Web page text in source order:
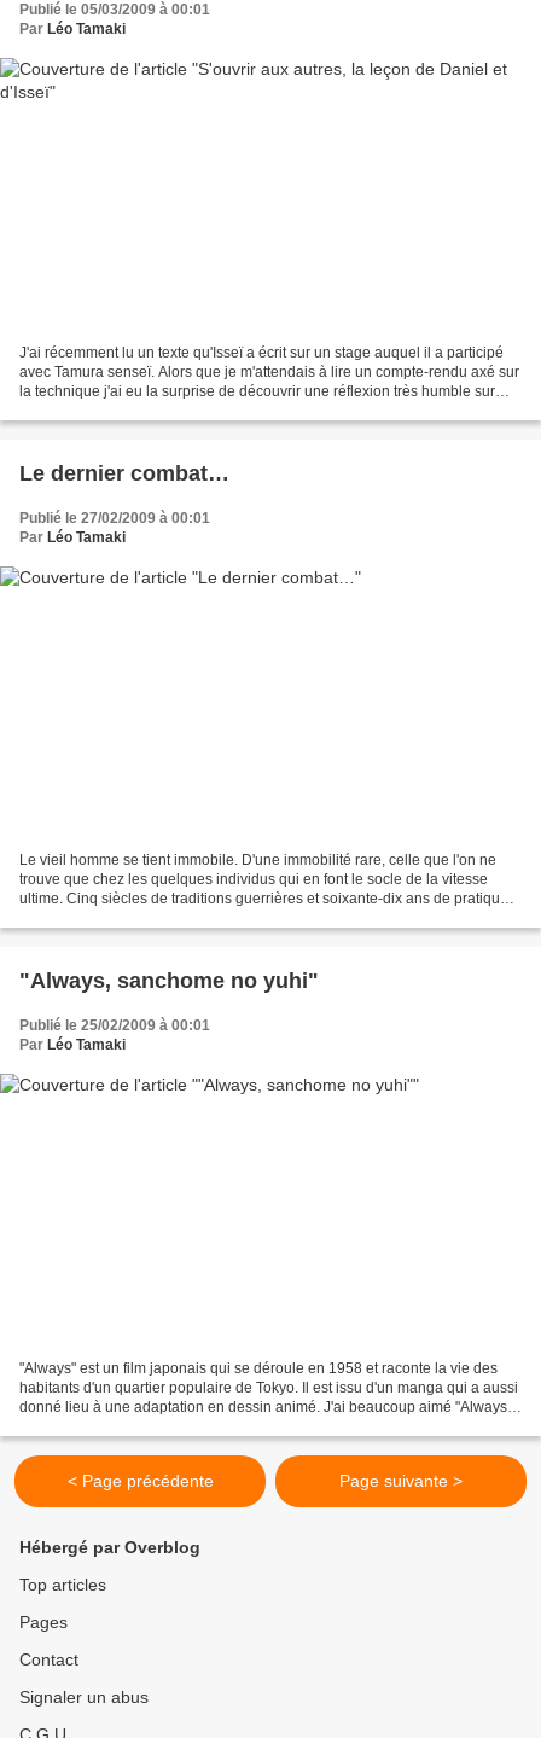
Publié le 05/03/2009 à 00:01
Par Léo Tamaki
J'ai récemment lu un texte qu'Isseï a écrit sur un stage auquel il a participé
avec Tamura senseï. Alors que je m'attendais à lire un compte-rendu axé sur
la technique j'ai eu la surprise de découvrir une réflexion très humble sur
Le dernier combat…
Publié le 27/02/2009 à 00:01
Par Léo Tamaki
Le vieil homme se tient immobile. D'une immobilité rare, celle que l'on ne
trouve que chez les quelques individus qui en font le socle de la vitesse
ultime. Cinq siècles de traditions guerrières et soixante-dix ans de pratique
"Always, sanchome no yuhi"
Publié le 25/02/2009 à 00:01
Par Léo Tamaki
"Always" est un film japonais qui se déroule en 1958 et raconte la vie des
habitants d'un quartier populaire de Tokyo. Il est issu d'un manga qui a aussi
donné lieu à une adaptation en dessin animé. J'ai beaucoup aimé "Always".
< Page précédente Page suivante >
Hébergé par Overblog
Top articles
Pages
Contact
Signaler un abus